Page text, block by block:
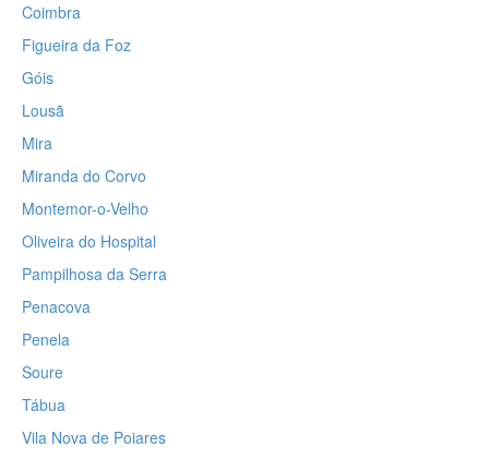
Coimbra
Figueira da Foz
Góis
Lousã
Mira
Miranda do Corvo
Montemor-o-Velho
Oliveira do Hospital
Pampilhosa da Serra
Penacova
Penela
Soure
Tábua
Vila Nova de Poiares